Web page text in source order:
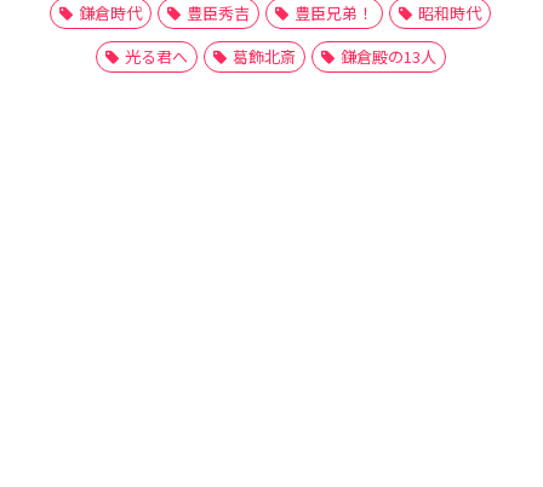
鎌倉時代
豊臣秀吉 豊臣兄弟！
昭和時代
光る君へ
葛飾北斎 鎌倉殿の13人